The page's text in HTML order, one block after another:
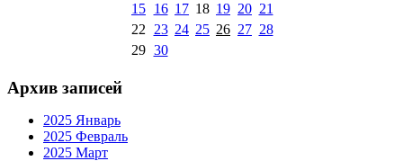
15 16 17 18 19 20 21
22
23 24 25 26 27 28
29 30
Архив записей
2025 Январь
2025 Февраль
2025 Март